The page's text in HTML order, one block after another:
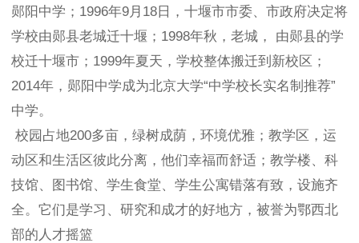
郧阳中学；1996年9月18日，十堰市市委、市政府决定将
学校由郧县老城迁十堰；1998年秋，老城， 由郧县的学
校迁十堰市；1999年夏天，学校整体搬迁到新校区；
2014年，郧阳中学成为北京大学“中学校长实名制推荐”
中学。
校园占地200多亩，绿树成荫，环境优雅；教学区，运
动区和生活区彼此分离，他们幸福而舒适；教学楼、科
技馆、图书馆、学生食堂、学生公寓错落有致，设施齐
全。它们是学习、研究和成才的好地方，被誉为鄂西北
部的人才摇篮